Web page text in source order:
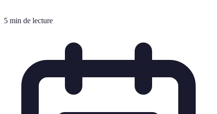
5 min de lecture